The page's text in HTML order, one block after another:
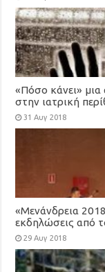
«Πόσο κάνει»
στην ιατρική
31 Αυγ 2018
«Μενάνδρεια
εκδηλώσεις από
29 Αυγ 2018